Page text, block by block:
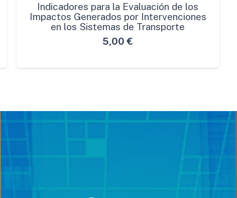
Indicadores para la Evaluación de los
Impactos Generados por Intervenciones
en los Sistemas de Transporte
5,00€